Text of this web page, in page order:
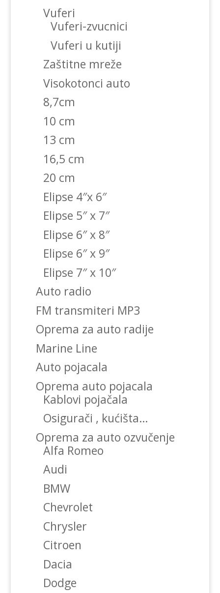
Vuferi
Vuferi-zvucnici
Vuferi u kutiji
Zaštitne mreže
Visokotonci auto
8,7cm
10 cm
13 cm
16,5 cm
20 cm
Elipse 4″x 6″
Elipse 5″ x 7″
Elipse 6″ x 8″
Elipse 6″ x 9″
Elipse 7″ x 10″
Auto radio
FM transmiteri MP3
Oprema za auto radije
Marine Line
Auto pojacala
Oprema auto pojacala
Kablovi pojačala
Osigurači , kućišta…
Oprema za auto ozvučenje
Alfa Romeo
Audi
BMW
Chevrolet
Chrysler
Citroen
Dacia
Dodge